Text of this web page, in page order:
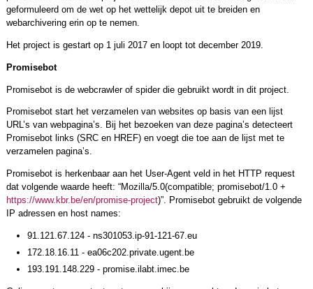
geformuleerd om de wet op het wettelijk depot uit te breiden en
webarchivering erin op te nemen.
Het project is gestart op 1 juli 2017 en loopt tot december 2019.
Promisebot
Promisebot is de webcrawler of spider die gebruikt wordt in dit project.
Promisebot start het verzamelen van websites op basis van een lijst
URL’s van webpagina’s. Bij het bezoeken van deze pagina’s detecteert
Promisebot links (SRC en HREF) en voegt die toe aan de lijst met te
verzamelen pagina’s.
Promisebot is herkenbaar aan het User-Agent veld in het HTTP request
dat volgende waarde heeft: “Mozilla/5.0(compatible; promisebot/1.0 +
https://www.kbr.be/en/promise-project)”. Promisebot gebruikt de volgende
IP adressen en host names:
91.121.67.124 - ns301053.ip-91-121-67.eu
172.18.16.11 - ea06c202.private.ugent.be
193.191.148.229 - promise.ilabt.imec.be